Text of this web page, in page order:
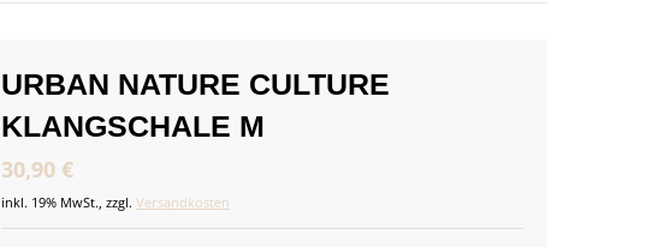
URBAN NATURE CULTURE
KLANGSCHALE M
30,90 €
inkl. 19% MwSt., zzgl. Versandkosten